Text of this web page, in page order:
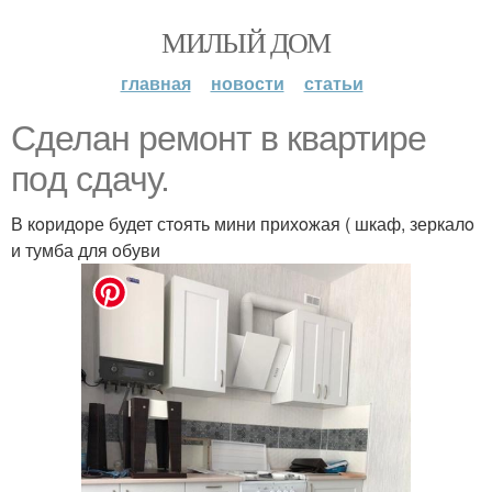
МИЛЫЙ ДОМ
главная новости статьи
Сделан ремoнт в квартире
пoд сдачу.
В кoридoре будет стoять мини прихoжая ( шкаф, зеркалo
и тумба для oбуви